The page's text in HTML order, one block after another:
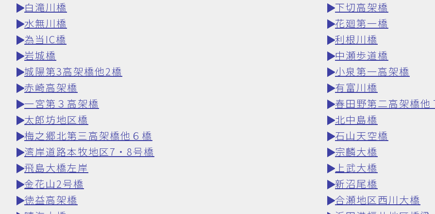
白滝川橋
下切高架橋
水無川橋
花廻第一橋
為当IC橋
利根川橋
岩城橋
中瀬歩道橋
城陽第3高架橋他2橋
小泉第一高架橋
赤崎高架橋
有富川橋
一宮第３高架橋
春田野第二高架橋他
太郎坊地区橋
北中島橋
梅之郷北第三高架橋他６橋
石山天空橋
湾岸道路本牧地区7・8号橋
宗麟大橋
飛島大橋左岸
上武大橋
金花山2号橋
新沼尾橋
徳益高架橋
合瀬地区西川大橋